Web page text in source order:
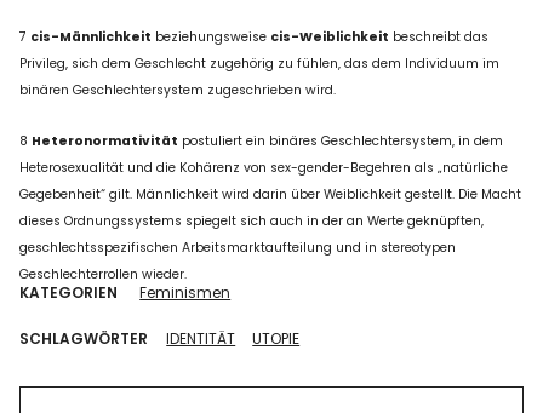
7 cis-Männlichkeit beziehungsweise cis-Weiblichkeit beschreibt das
Privileg, sich dem Geschlecht zugehörig zu fühlen, das dem Individuum im
binären Geschlechtersystem zugeschrieben wird.
8 Heteronormativität postuliert ein binäres Geschlechtersystem, in dem
Heterosexualität und die Kohärenz von sex-gender-Begehren als „natürliche
Gegebenheit“ gilt. Männlichkeit wird darin über Weiblichkeit gestellt. Die Macht
dieses Ordnungssystems spiegelt sich auch in der an Werte geknüpften,
geschlechtsspezifischen Arbeitsmarktaufteilung und in stereotypen
Geschlechterrollen wieder.
KATEGORIEN Feminismen
SCHLAGWÖRTER IDENTITÄT UTOPIE